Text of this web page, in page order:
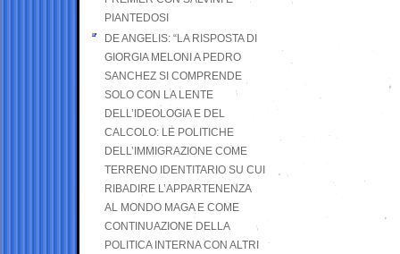
PIANTEDOSI
DE ANGELIS: “LA RISPOSTA DI
GIORGIA MELONI A PEDRO
SANCHEZ SI COMPRENDE
SOLO CON LA LENTE
DELL’IDEOLOGIA E DEL
CALCOLO: LE POLITICHE
DELL’IMMIGRAZIONE COME
TERRENO IDENTITARIO SU CUI
RIBADIRE L’APPARTENENZA
AL MONDO MAGA E COME
CONTINUAZIONE DELLA
POLITICA INTERNA CON ALTRI